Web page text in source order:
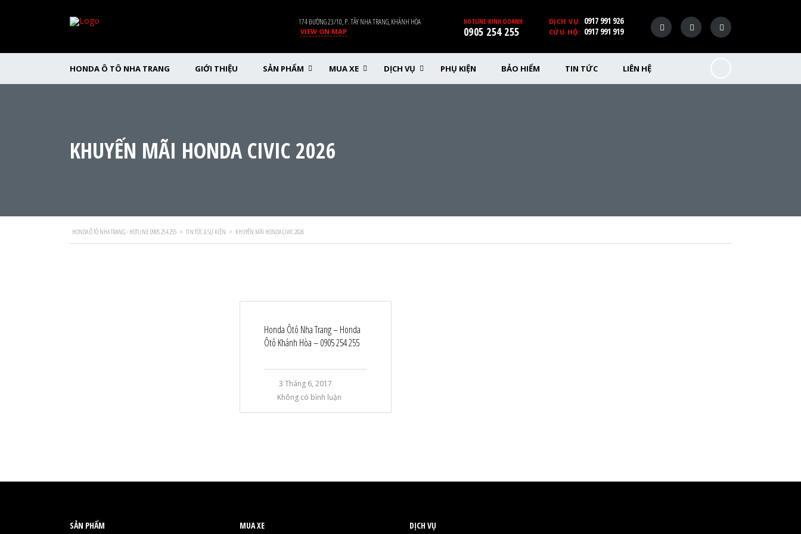
DỊCH VỤ: 0917 991 926
CỨU HỘ: 0917 991 919
HOTLINE KINH DOANH:
0905 254 255
174 ĐƯỜNG 23/10, P. TÂY NHA TRANG, KHÁNH HÒA
VIEW ON MAP
HONDA Ô TÔ NHA TRANG GIỚI THIỆU SẢN PHẨM MUA XE DỊCH VỤ PHỤ KIỆN BẢO HIỂM TIN TỨC LIÊN HỆ
KHUYẾN MÃI HONDA CIVIC 2026
HONDA Ô TÔ NHA TRANG - HOTLINE 0905 254 255 > TIN TỨC & SỰ KIỆN > KHUYẾN MÃI HONDA CIVIC 2026
Honda Ôtô Nha Trang – Honda
Ôtô Khánh Hòa – 0905 254 255
3 Tháng 6, 2017
Không có bình luận
SẢN PHẨM MUA XE DỊCH VỤ